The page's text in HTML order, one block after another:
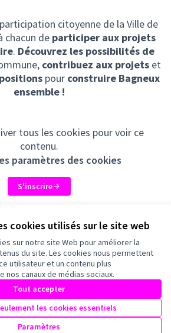
cookies utilisés sur le site web
sur notre site Web pour améliorer la
du site. Les cookies nous permettent
utilisateur et un contenu plus
nos canaux de médias sociaux.
Tout accepter
les cookies essentiels
Paramètres
citoyenne de la Ville de
chacun de participer aux projets
. Découvrez les possibilités de
contribuez aux projets et
pour construire Bagneux
ensemble !
tous les cookies pour voir ce
contenu.
paramètres des cookies
S'inscrire
actives